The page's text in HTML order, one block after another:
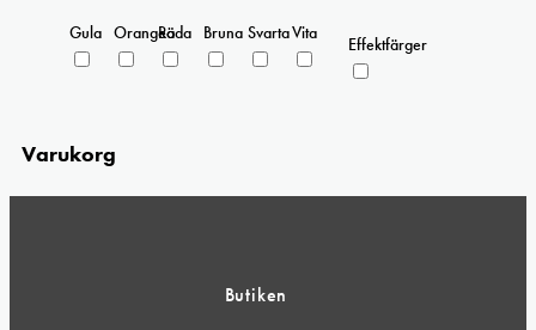
Gula OrangeaRöda Bruna SvartaVita
Effektfärger
Varukorg
Butiken